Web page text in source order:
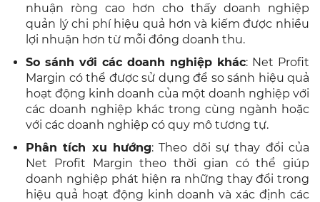
nhuận ròng cao hơn cho thấy doanh nghiệp
quản lý chi phí hiệu quả hơn và kiếm được nhiều
lợi nhuận hơn từ mỗi đồng doanh thu.
So sánh với các doanh nghiệp khác: Net Profit
Margin có thể được sử dụng để so sánh hiệu quả
hoạt động kinh doanh của một doanh nghiệp với
các doanh nghiệp khác trong cùng ngành hoặc
với các doanh nghiệp có quy mô tương tự.
Phân tích xu hướng: Theo dõi sự thay đổi của
Net Profit Margin theo thời gian có thể giúp
doanh nghiệp phát hiện ra những thay đổi trong
hiệu quả hoạt động kinh doanh và xác định các